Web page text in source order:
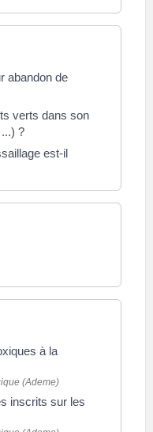
abandon de
verts dans son
?
est-il
à la
(Ademe)
inscrits sur les